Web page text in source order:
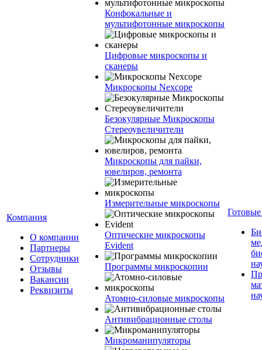
Компания
О компании
Партнеры
Сотрудники
Отзывы
Вакансии
Реквизиты
Конфокальные и
мультифотонные микроскопы
Цифровые микроскопы и
сканеры
Микроскопы Nexcope
Безокулярные Микроскопы
Стереоувеличители
Микроскопы для пайки,
ювелиров, ремонта
Измерительные микроскопы
Оптические микроскопы
Evident
Программы микроскопии
Атомно-силовые микроскопы
Антивибрационные столы
Микроманипуляторы